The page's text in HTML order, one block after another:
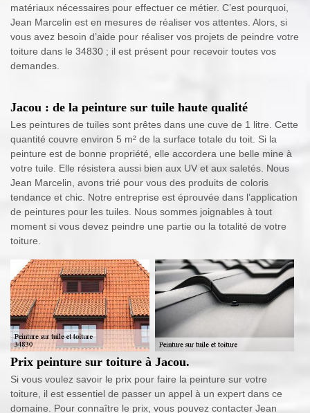
matériaux nécessaires pour effectuer ce métier. C’est pourquoi,
Jean Marcelin est en mesures de réaliser vos attentes. Alors, si
vous avez besoin d’aide pour réaliser vos projets de peindre votre
toiture dans le 34830 ; il est présent pour recevoir toutes vos
demandes.
Jacou : de la peinture sur tuile haute qualité
Les peintures de tuiles sont prêtes dans une cuve de 1 litre. Cette
quantité couvre environ 5 m² de la surface totale du toit. Si la
peinture est de bonne propriété, elle accordera une belle mine à
votre tuile. Elle résistera aussi bien aux UV et aux saletés. Nous
Jean Marcelin, avons trié pour vous des produits de coloris
tendance et chic. Notre entreprise est éprouvée dans l’application
de peintures pour les tuiles. Nous sommes joignables à tout
moment si vous devez peindre une partie ou la totalité de votre
toiture.
Prix peinture sur toiture à Jacou.
Si vous voulez savoir le prix pour faire la peinture sur votre
toiture, il est essentiel de passer un appel à un expert dans ce
domaine. Pour connaître le prix, vous pouvez contacter Jean